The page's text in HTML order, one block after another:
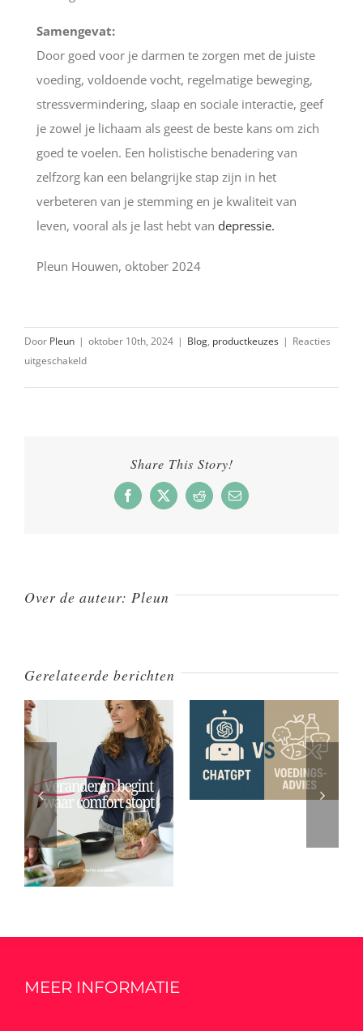
Samengevat:
Door goed voor je darmen te zorgen met de juiste
voeding, voldoende vocht, regelmatige beweging,
stressvermindering, slaap en sociale interactie, geef
je zowel je lichaam als geest de beste kans om zich
goed te voelen. Een holistische benadering van
zelfzorg kan een belangrijke stap zijn in het
verbeteren van je stemming en je kwaliteit van
leven, vooral als je last hebt van depressie.
Pleun Houwen, oktober 2024
Door Pleun | oktober 10th, 2024 | Blog, productkeuzes | Reacties
uitgeschakeldvoor
betekend
brein
Share This Story!
Facebook
X RedditE-
mail
Over de auteur: Pleun
Gerelateerde berichten
MEER INFORMATIE